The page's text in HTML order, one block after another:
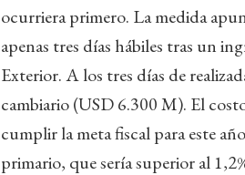
ocurriera primero. La medida
apenas tres días hábiles tras un
Exterior. A los tres días de
cambiario (USD 6.300 M). El
cumplir la meta fiscal para este
primario, que sería superior al